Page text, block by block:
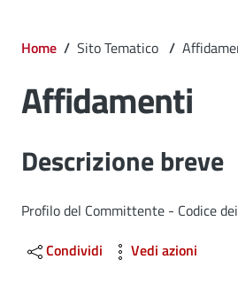
Briciole di pane
Home / Sito Tematico /
Affidamenti
Dettagli
Descrizione breve
Profilo del Committente - Codice
Condividi
Vedi azioni